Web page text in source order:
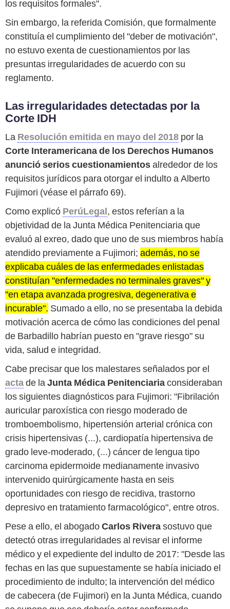
los requisitos formales".
Sin embargo, la referida Comisión, que formalmente
constituía el cumplimiento del "deber de motivación",
no estuvo exenta de cuestionamientos por las
presuntas irregularidades de acuerdo con su
reglamento.
Las irregularidades detectadas por la
Corte IDH
La Resolución emitida en mayo del 2018 por la
Corte Interamericana de los Derechos Humanos
anuncióserios cuestionamientosalrededor de los
requisitos jurídicos para otorgar el indulto a Alberto
Fujimori (véase el párrafo 69).
Como explicó PerúLegal, estos referían a la
objetividad de la Junta Médica Penitenciaria que
evaluó al exreo, dado que uno de sus miembros había
atendido previamente a Fujimori; además, no se
explicaba cuáles de las enfermedades enlistadas
constituían "enfermedades no terminales graves" y
"en etapa avanzada progresiva, degenerativa e
incurable". Sumado a ello, no se presentaba la debida
motivación acerca de cómo las condiciones del penal
de Barbadillo habrían puesto en "grave riesgo" su
vida, salud e integridad.
Cabe precisar que los malestares señalados por el
actade laJunta Médica Penitenciariaconsideraban
los siguientes diagnósticos para Fujimori: "Fibrilación
auricular paroxística con riesgo moderado de
tromboembolismo, hipertensión arterial crónica con
crisis hipertensivas (...), cardiopatía hipertensiva de
grado leve-moderado, (...) cáncer de lengua tipo
carcinoma epidermoide medianamente invasivo
intervenido quirúrgicamente hasta en seis
oportunidades con riesgo de recidiva, trastorno
depresivo en tratamiento farmacológico", entre otros.
Pese a ello, el abogadoCarlos Riverasostuvo que
detectó otras irregularidades al revisar el informe
médico y el expediente del indulto de 2017: "Desde las
fechas en las que supuestamente se había iniciado el
procedimiento de indulto; la intervención del médico
de cabecera (de Fujimori) en la Junta Médica, cuando